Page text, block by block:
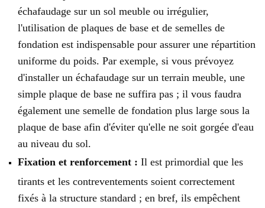
échafaudage sur un sol meuble ou irrégulier,
l'utilisation de plaques de base et de semelles de
fondation est indispensable pour assurer une répartition
uniforme du poids. Par exemple, si vous prévoyez
d'installer un échafaudage sur un terrain meuble, une
simple plaque de base ne suffira pas ; il vous faudra
également une semelle de fondation plus large sous la
plaque de base afin d'éviter qu'elle ne soit gorgée d'eau
au niveau du sol.
Fixation et renforcement : Il est primordial que les
tirants et les contreventements soient correctement
fixés à la structure standard ; en bref, ils empêchent